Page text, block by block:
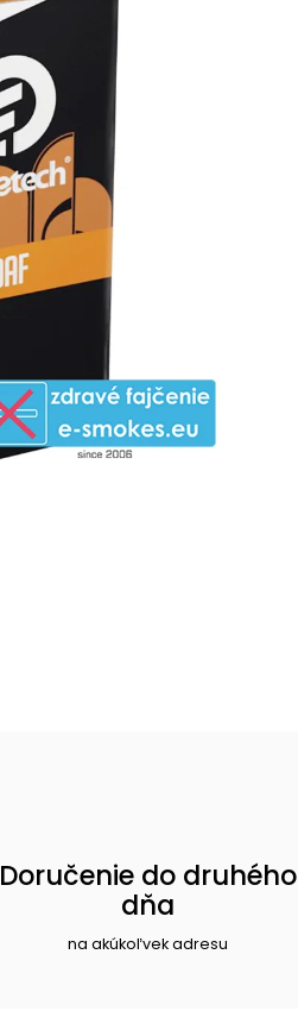
Doručenie do druhého
dňa
na akúkoľvek adresu